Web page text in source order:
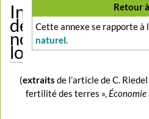
à
la
navigation
à
la
recherche
Retour
Cette annexe se rapporte à
naturel.
Intérêt
des
nomenclatures
locales
(extraits de l’article de C.
fertilité des terres », Économie